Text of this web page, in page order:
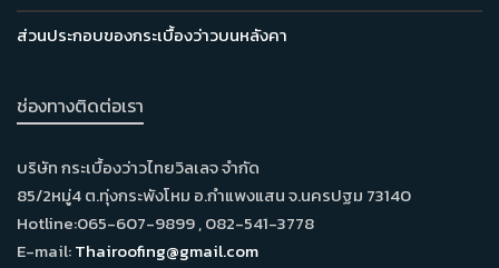
ส่วนประกอบของกระเบื้องว่าวบนหลังคา
ช่องทางติดต่อเรา
บริษัท กระเบื้องว่าวไทยวิลเลจ จำกัด
85/2หมู่4 ต.ทุ่งกระพังโหม อ.กำแพงแสน จ.นครปฐม 73140
Hotline:065-607-9899 , 082-541-3778
E-mail:Thairoofing@gmail.com